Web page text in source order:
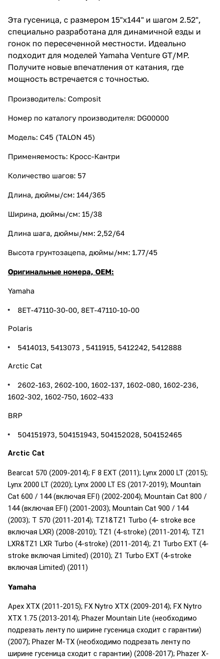
Эта гусеница, с размером 15"x144" и шагом 2.52",
специально разработана для динамичной езды и
гонок по пересеченной местности. Идеально
подходит для моделей Yamaha Venture GT/MP.
Получите новые впечатления от катания, где
мощность встречается с точностью.
Производитель: Composit
Номер по каталогу производителя: DG00000
Модель: C45 (TALON 45)
Применяемость: Кросс-Кантри
Количество шагов: 57
Длина, дюймы/см: 144/365
Ширина, дюймы/см: 15/38
Длина шага, дюймы/мм: 2,52/64
Высота грунтозацепа, дюймы/мм: 1.77/45
Оригинальные номера, OEM:
Yamaha
8ET-47110-30-00, 8ET-47110-10-00
Polaris
5414013, 5413073 , 5411915, 5412242, 5412888
Arctic Cat
2602-163, 2602-100, 1602-137, 1602-080, 1602-236,
1602-302, 1602-750, 1602-433
BRP
504151973, 504151943, 504152028, 504152465
Arctic Cat
Bearcat 570 (2009-2014); F 8 EXT (2011); Lynx 2000 LT (2015);
Lynx 2000 LT (2020); Lynx 2000 LT ES (2017-2019); Mountain
Cat 600 / 144 (включая EFI) (2002-2004); Mountain Cat 800 /
144 (включая EFI) (2001-2003); Mountain Cat 900 / 144
(2003); T 570 (2011-2014); TZ1&TZ1 Turbo (4- stroke все
включая LXR) (2008-2010); TZ1 (4-stroke) (2011-2014); TZ1
LXR&TZ1 LXR Turbo (4-stroke) (2011-2014); Z1 Turbo EXT (4-
stroke включая Limited) (2010); Z1 Turbo EXT (4-stroke
включая Limited) (2011)
Yamaha
Apex XTX (2011-2015); FX Nytro XTX (2009-2014); FX Nytro
XTX 1.75 (2013-2014); Phazer Mountain Lite (необходимо
подрезать ленту по ширине гусеница сходит с гарантии)
(2007); Phazer M-TX (необходимо подрезать ленту по
ширине гусеница сходит с гарантии) (2008-2017); Phazer X-